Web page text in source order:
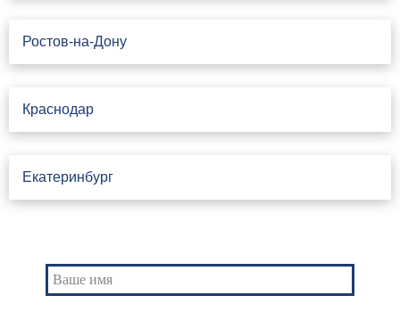
Ростов-на-Дону
Краснодар
Екатеринбург